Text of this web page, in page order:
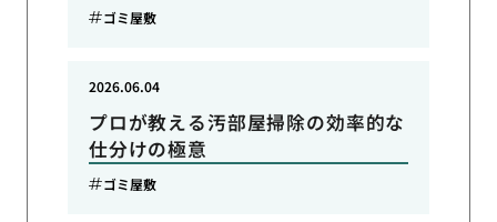
ゴミ屋敷
プロが教える汚部屋掃除の効率的な
仕分けの極意
2026.06.04
ゴミ屋敷